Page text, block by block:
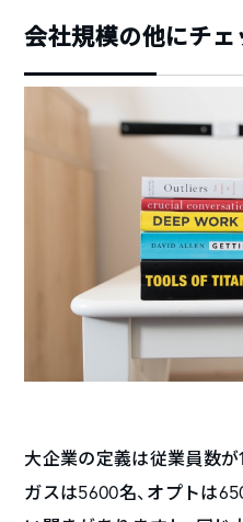
会社規模の他にチ
大企業の定義は従業員数
ガスは5600名、オプトは